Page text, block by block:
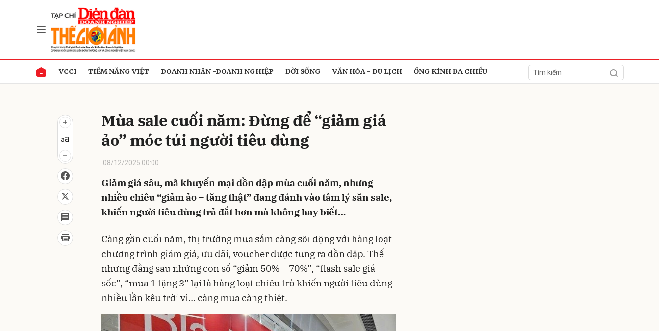
VCCI TIỀM NĂNG VIỆT DOANH NHÂN -DOANH NGHIỆP ĐỜI SỐNG VĂN HÓA - DU LỊCH ỐNG KÍNH ĐA CHIỀU
Mùa sale cuối năm: Đừng để “giảm giá
ảo” móc túi người tiêu dùng
08/12/2025 00:00
Giảm giá sâu, mã khuyến mại dồn dập mùa cuối năm, nhưng
nhiều chiêu “giảm ảo – tăng thật” đang đánh vào tâm lý săn sale,
khiến người tiêu dùng trả đắt hơn mà không hay biết…
Càng gần cuối năm, thị trường mua sắm càng sôi động với hàng loạt
chương trình giảm giá, ưu đãi, voucher được tung ra dồn dập. Thế
nhưng đằng sau những con số “giảm 50% – 70%”, “flash sale giá
sốc”, “mua 1 tặng 3” lại là hàng loạt chiêu trò khiến người tiêu dùng
nhiều lần kêu trời vì… càng mua càng thiệt.